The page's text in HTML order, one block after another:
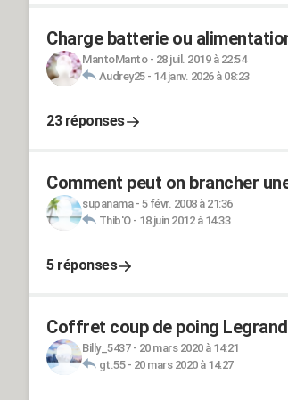
Charge batterie ou
MantoManto- 28 juil. 2019 à 22:54
Audrey25- 14 janv. 2026 à 08:23
23 réponses
Comment peut on brancher
supanama- 5 févr. 2008 à 21:36
Thib'O- 18 juin 2012 à 14:33
5 réponses
Coffret coup de poing
Billy_5437- 20 mars 2020 à 14:21
gt.55- 20 mars 2020 à 14:27